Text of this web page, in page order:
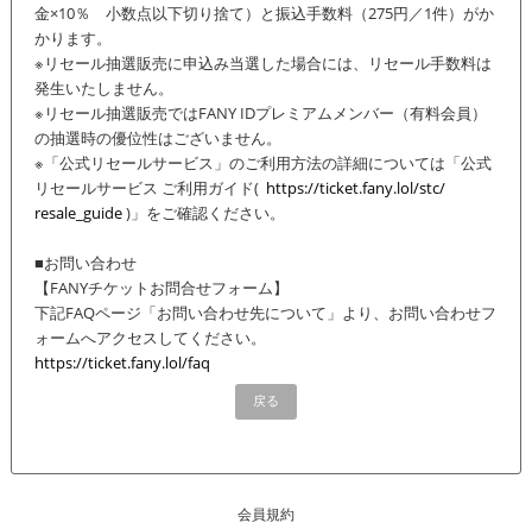
金×10％ 小数点以下切り捨て）と振込手数料（275円／1件） がか
かります。
※リセール抽選販売に申込み当選した場合には、
リセール手数料は
発生いたしません。
※リセール抽選販売ではFANY IDプレミアムメンバー（有料会員）
の抽選時の優位性はございません。
※「公式リセールサービス」のご利用方法の詳細については「公式
リセールサービス ご利用ガイド( https://ticket.fany.lol/stc/
resale_guide)」をご確認ください。
■お問い合わせ
【FANYチケットお問合せフォーム】
下記FAQページ「お問い合わせ先について」より、 お問い合わせフ
ォームへアクセスしてください。
https://ticket.fany.lol/faq
戻る
会員規約